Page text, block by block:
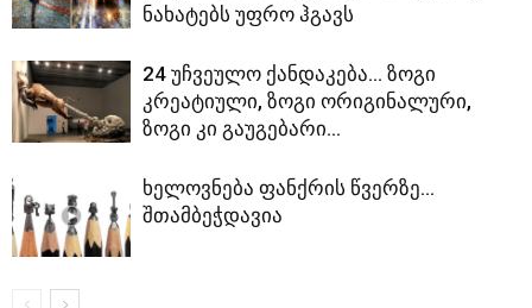
ნახატებს უფრო ჰგავს
24 უჩვეულო ქანდაკება… ზოგი
კრეატიული, ზოგი ორიგინალური,
ზოგი კი გაუგებარი…
ხელოვნება ფანქრის წვერზე…
შთამბეჭდავია